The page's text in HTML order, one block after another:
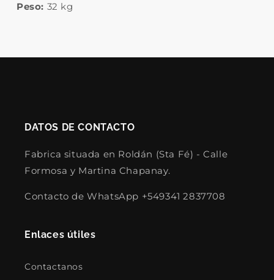
Peso: 32 kg
DATOS DE CONTACTO
Fabrica situada en Roldán (Sta Fé) - Calle
Formosa y Martina Chapanay.
Contacto de WhatsApp +549341 2837708
Enlaces útiles
Contactanos